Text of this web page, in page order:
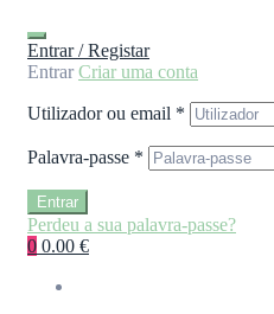
Entrar / Registar
Entrar Criar uma conta
Utilizador ou email *
Palavra-passe *
Entrar
Perdeu a sua palavra-passe?
0 0.00 €